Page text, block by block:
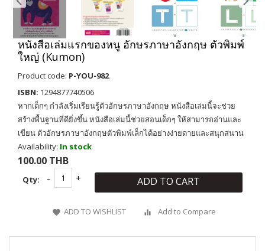
หนังสือเล่มแรกของหนู อักษรภาษาอังกฤษ ตัวพิมพ์
ใหญ่ (Kumon)
Product code: P-YOU-982
ISBN: 1294877740506
หากเด็กๆ กำลังเริ่มเรียนรู้ตัวอักษรภาษาอังกฤษ หนังสือเล่มนี้จะช่วย
สร้างพื้นฐานที่ดียิ่งขึ้น หนังสือเล่มนี้ช่วยสอนเด็กๆ ให้สามารถอ่านและ
เขียน ตัวอักษรภาษาอังกฤษตัวพิมพ์เล็กได้อย่างง่ายดายและสนุกสนาน
Availability: In stock
100.00 THB
Qty: ADD TO CART
ADD TO WISHLIST Add to Compare